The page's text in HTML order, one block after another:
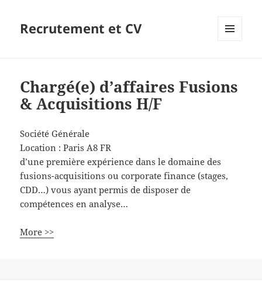
Recrutement et CV
Chargé(e) d’affaires Fusions
& Acquisitions H/F
Société Générale
Location :Paris A8 FR
d’une première expérience dans le domaine des
fusions-acquisitions ou corporate finance (stages,
CDD…) vous ayant permis de disposer de
compétences en analyse…
More >>